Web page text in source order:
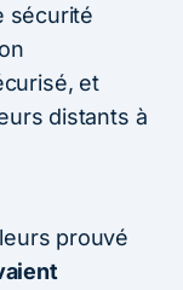
sécurité
et
distants à
prouvé